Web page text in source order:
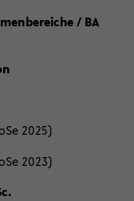
/ BA
2025)
2023)